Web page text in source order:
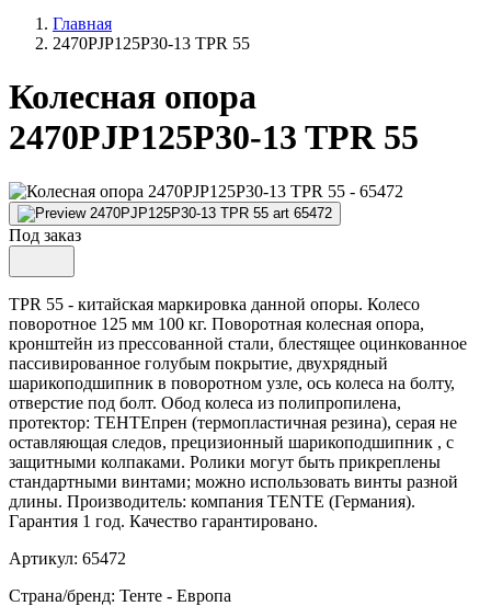
Главная
2470PJP125P30-13 TPR 55
Колесная опора
2470PJP125P30-13 TPR 55
Под заказ
TPR 55 - китайская маркировка данной опоры. Колесо
поворотное 125 мм 100 кг. Поворотная колесная опора,
кронштейн из прессованной стали, блестящее оцинкованное
пассивированное голубым покрытие, двухрядный
шарикоподшипник в поворотном узле, ось колеса на болту,
отверстие под болт. Обод колеса из полипропилена,
протектор: ТЕНТЕпрен (термопластичная резина), серая не
оставляющая следов, прецизионный шарикоподшипник , с
защитными колпаками. Ролики могут быть прикреплены
стандартными винтами; можно использовать винты разной
длины. Производитель: компания TENTE (Германия).
Гарантия 1 год. Качество гарантировано.
Артикул: 65472
Страна/бренд: Тенте - Европа